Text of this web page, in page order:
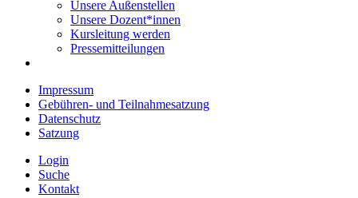
Unsere Außenstellen
Unsere Dozent*innen
Kursleitung werden
Pressemitteilungen
Impressum
Gebühren- und Teilnahmesatzung
Datenschutz
Satzung
Login
Suche
Kontakt